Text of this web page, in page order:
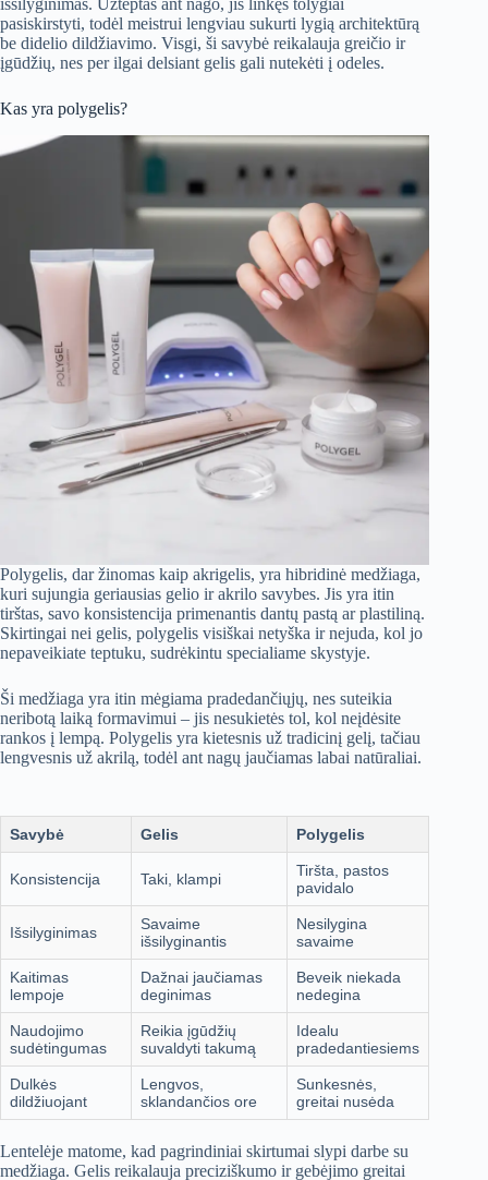
išsilyginimas. Užteptas ant nago, jis linkęs tolygiai
pasiskirstyti, todėl meistrui lengviau sukurti lygią architektūrą
be didelio dildžiavimo. Visgi, ši savybė reikalauja greičio ir
įgūdžių, nes per ilgai delsiant gelis gali nutekėti į odeles.
Kas yra polygelis?
Polygelis, dar žinomas kaip akrigelis, yra hibridinė medžiaga,
kuri sujungia geriausias gelio ir akrilo savybes. Jis yra itin
tirštas, savo konsistencija primenantis dantų pastą ar plastiliną.
Skirtingai nei gelis, polygelis visiškai netyška ir nejuda, kol jo
nepaveikiate teptuku, sudrėkintu specialiame skystyje.
Ši medžiaga yra itin mėgiama pradedančiųjų, nes suteikia
neribotą laiką formavimui – jis nesukietės tol, kol neįdėsite
rankos į lempą. Polygelis yra kietesnis už tradicinį gelį, tačiau
lengvesnis už akrilą, todėl ant nagų jaučiamas labai natūraliai.
Savybė Gelis Polygelis
Konsistencija Taki, klampi
Tiršta, pastos
pavidalo
Išsilyginimas
Savaime
išsilyginantis
Nesilygina
savaime
Kaitimas
lempoje
Dažnai jaučiamas
deginimas
Beveik niekada
nedegina
Naudojimo
sudėtingumas
Reikia įgūdžių
suvaldyti takumą
Idealu
pradedantiesiems
Dulkės
dildžiuojant
Lengvos,
sklandančios ore
Sunkesnės,
greitai nusėda
Lentelėje matome, kad pagrindiniai skirtumai slypi darbe su
medžiaga. Gelis reikalauja preciziškumo ir gebėjimo greitai